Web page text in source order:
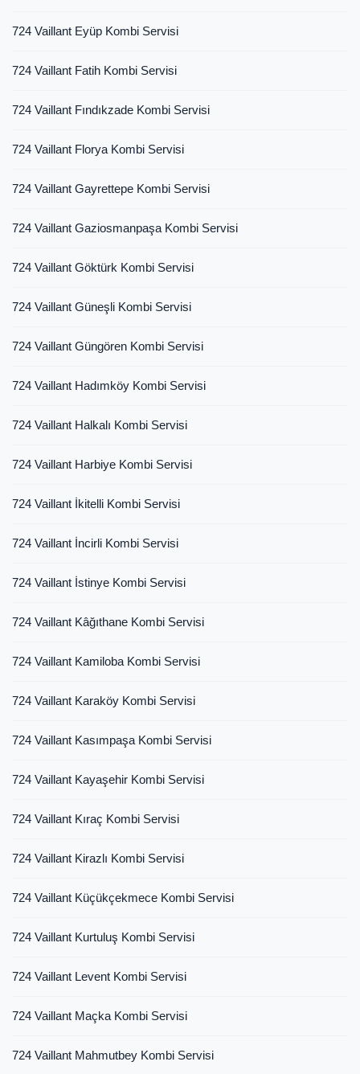
724 Vaillant Eyüp Kombi Servisi
724 Vaillant Fatih Kombi Servisi
724 Vaillant Fındıkzade Kombi Servisi
724 Vaillant Florya Kombi Servisi
724 Vaillant Gayrettepe Kombi Servisi
724 Vaillant Gaziosmanpaşa Kombi Servisi
724 Vaillant Göktürk Kombi Servisi
724 Vaillant Güneşli Kombi Servisi
724 Vaillant Güngören Kombi Servisi
724 Vaillant Hadımköy Kombi Servisi
724 Vaillant Halkalı Kombi Servisi
724 Vaillant Harbiye Kombi Servisi
724 Vaillant İkitelli Kombi Servisi
724 Vaillant İncirli Kombi Servisi
724 Vaillant İstinye Kombi Servisi
724 Vaillant Kâğıthane Kombi Servisi
724 Vaillant Kamiloba Kombi Servisi
724 Vaillant Karaköy Kombi Servisi
724 Vaillant Kasımpaşa Kombi Servisi
724 Vaillant Kayaşehir Kombi Servisi
724 Vaillant Kıraç Kombi Servisi
724 Vaillant Kirazlı Kombi Servisi
724 Vaillant Küçükçekmece Kombi Servisi
724 Vaillant Kurtuluş Kombi Servisi
724 Vaillant Levent Kombi Servisi
724 Vaillant Maçka Kombi Servisi
724 Vaillant Mahmutbey Kombi Servisi